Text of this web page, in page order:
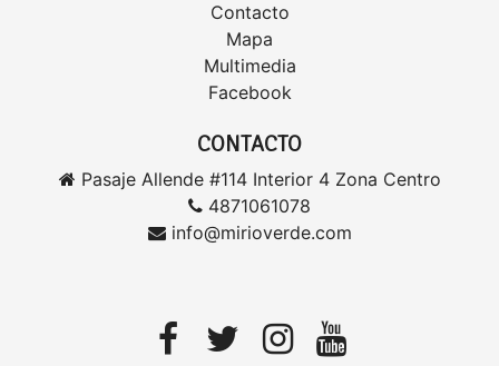
Contacto
Mapa
Multimedia
Facebook
CONTACTO
Pasaje Allende #114 Interior 4 Zona Centro
4871061078
info@mirioverde.com